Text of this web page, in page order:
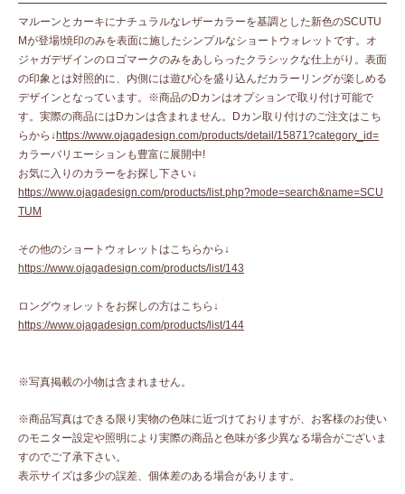
マルーンとカーキにナチュラルなレザーカラーを基調とした新色のSCUTU
Mが登場!焼印のみを表面に施したシンプルなショートウォレットです。オ
ジャガデザインのロゴマークのみをあしらったクラシックな仕上がり。表面
の印象とは対照的に、内側には遊び心を盛り込んだカラーリングが楽しめる
デザインとなっています。※商品のDカンはオプションで取り付け可能で
す。実際の商品にはDカンは含まれません。Dカン取り付けのご注文はこち
らから↓ https://www.ojagadesign.com/products/detail/15871?category_id=
カラーバリエーションも豊富に展開中!
お気に入りのカラーをお探し下さい↓
https://www.ojagadesign.com/products/list.php?mode=search&name=SCU
TUM
その他のショートウォレットはこちらから↓
https://www.ojagadesign.com/products/list/143
ロングウォレットをお探しの方はこちら↓
https://www.ojagadesign.com/products/list/144
※写真掲載の小物は含まれません。
※商品写真はできる限り実物の色味に近づけておりますが、お客様のお使い
のモニター設定や照明により実際の商品と色味が多少異なる場合がございま
すのでご了承下さい。
表示サイズは多少の誤差、個体差のある場合があります。